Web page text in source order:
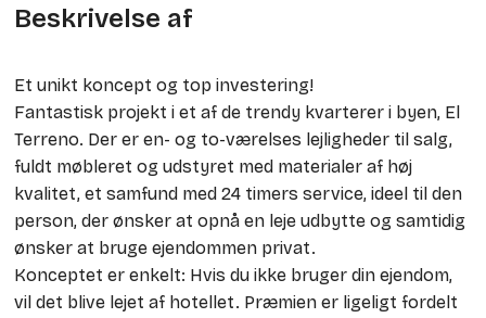
Beskrivelse af
Et unikt koncept og top investering!
Fantastisk projekt i et af de trendy kvarterer i byen, El
Terreno. Der er en- og to-værelses lejligheder til salg,
fuldt møbleret og udstyret med materialer af høj
kvalitet, et samfund med 24 timers service, ideel til den
person, der ønsker at opnå en leje udbytte og samtidig
ønsker at bruge ejendommen privat.
Konceptet er enkelt: Hvis du ikke bruger din ejendom,
vil det blive lejet af hotellet. Præmien er ligeligt fordelt